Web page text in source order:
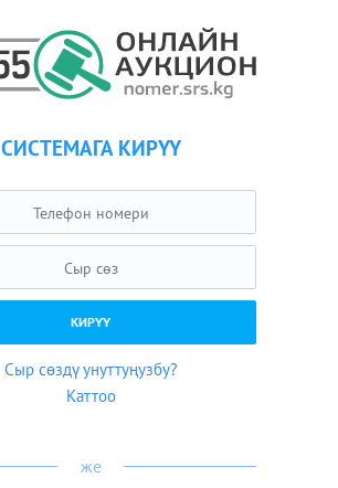
СИСТЕМАГА КИРҮҮ
Сыр сөздү унуттуңузбу?
Каттоо
же